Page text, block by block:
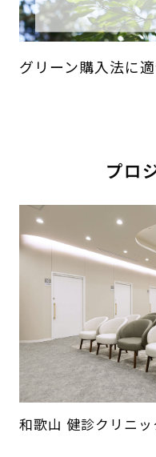
グリーン購入法に
プロ
和歌山 健診クリニ